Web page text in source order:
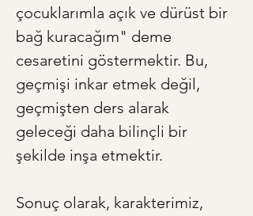
çocuklarımla açık ve dürüst bir
bağ kuracağım" deme
cesaretini göstermektir. Bu,
geçmişi inkar etmek değil,
geçmişten ders alarak
geleceği daha bilinçli bir
şekilde inşa etmektir.
Sonuç olarak, karakterimiz,